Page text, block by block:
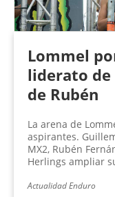
Lommel
liderato de
de Rubén
La arena de
aspirantes.
MX2, Rubén
Herlings ampliar
Actualidad Enduro